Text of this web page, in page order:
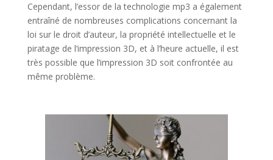
Cependant, l’essor de la technologie mp3 a également
entraîné de nombreuses complications concernant la
loi sur le droit d’auteur, la propriété intellectuelle et le
piratage de l’impression 3D, et à l’heure actuelle, il est
très possible que l’impression 3D soit confrontée au
même problème.